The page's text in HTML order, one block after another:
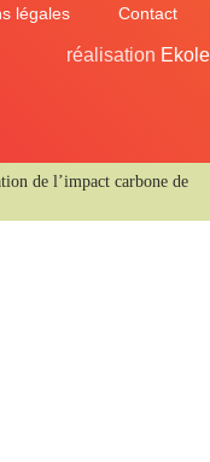
légales Contact
réalisation Ekole
de l’impact carbone de